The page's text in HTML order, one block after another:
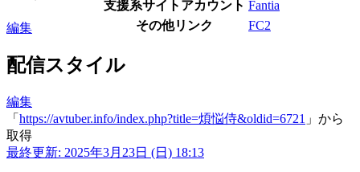
支援系サイトアカウント Fantia
その他リンク
FC2
編集
配信スタイル
編集
「 https://avtuber.info/index.php?title=煩悩侍&oldid=6721 」から
取得
最終更新: 2025年3月23日 (日) 18:13